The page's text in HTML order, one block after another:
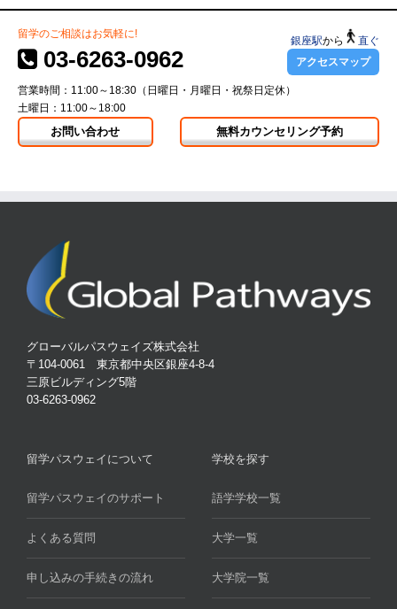
留学のご相談はお気軽に!
03-6263-0962
銀座駅から
直ぐ
アクセスマップ
営業時間：11:00～18:30（日曜日・月曜日・祝祭日定休）
土曜日：11:00～18:00
お問い合わせ 無料カウンセリング予約
グローバルパスウェイズ株式会社
〒104-0061 東京都中央区銀座4-8-4
三原ビルディング5階
03-6263-0962
留学パスウェイについて
留学パスウェイのサポート
よくある質問
申し込みの手続きの流れ
学校を探す
語学学校一覧
大学一覧
大学院一覧